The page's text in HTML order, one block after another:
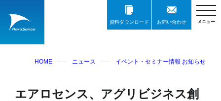
資料ダウンロード お問い合わせ
HOME ニュース イベント・セミナー情報 お知らせ
エアロセンス、アグリビジネス創